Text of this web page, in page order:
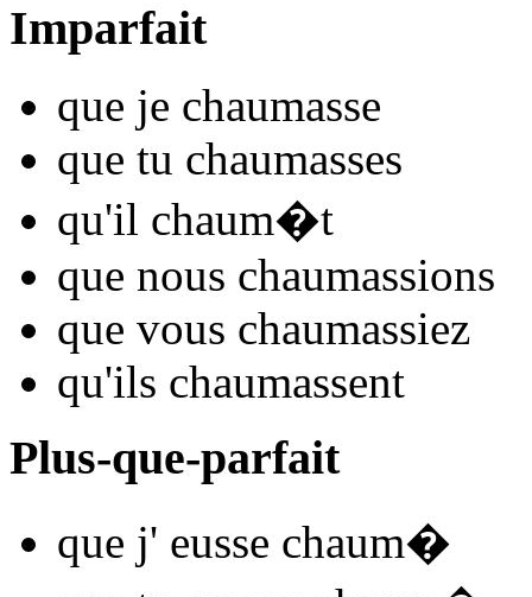
Imparfait
que je chaumasse
que tu chaumasses
qu'il chaum�t
que nous chaumassions
que vous chaumassiez
qu'ils chaumassent
Plus-que-parfait
que j' eusse chaum�